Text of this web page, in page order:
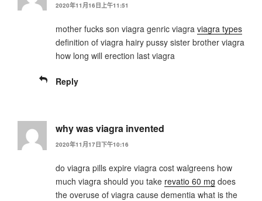
2020年11月16日上午11:51
mother fucks son viagra genric viagra viagra types
definition of viagra hairy pussy sister brother viagra
how long will erection last viagra
Reply
why was viagra invented
2020年11月17日下午10:16
do viagra pills expire viagra cost walgreens how
much viagra should you take revatio 60 mg does
the overuse of viagra cause dementia what is the